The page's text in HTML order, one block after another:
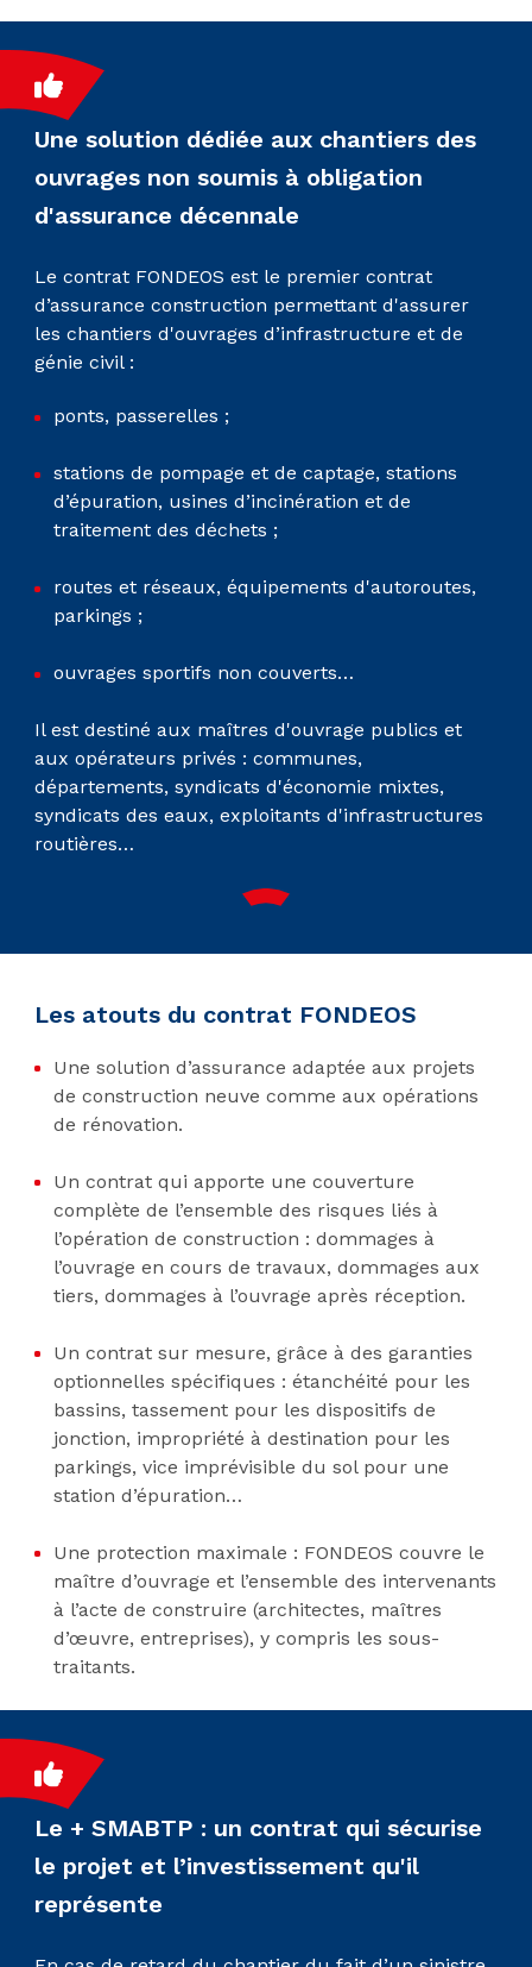
Une solution dédiée aux chantiers des
ouvrages non soumis à obligation
d'assurance décennale
Le contrat FONDEOS est le premier contrat
d’assurance construction permettant d'assurer
les chantiers d'ouvrages d’infrastructure et de
génie civil :
ponts, passerelles ;
stations de pompage et de captage, stations
d’épuration, usines d’incinération et de
traitement des déchets ;
routes et réseaux, équipements d'autoroutes,
parkings ;
ouvrages sportifs non couverts…
Il est destiné aux maîtres d'ouvrage publics et
aux opérateurs privés : communes,
départements, syndicats d'économie mixtes,
syndicats des eaux, exploitants d'infrastructures
routières…
Les atouts du contrat FONDEOS
Une solution d’assurance adaptée aux projets
de construction neuve comme aux opérations
de rénovation.
Un contrat qui apporte une couverture
complète de l’ensemble des risques liés à
l’opération de construction : dommages à
l’ouvrage en cours de travaux, dommages aux
tiers, dommages à l’ouvrage après réception.
Un contrat sur mesure, grâce à des garanties
optionnelles spécifiques : étanchéité pour les
bassins, tassement pour les dispositifs de
jonction, impropriété à destination pour les
parkings, vice imprévisible du sol pour une
station d’épuration…
Une protection maximale : FONDEOS couvre le
maître d’ouvrage et l’ensemble des intervenants
à l’acte de construire (architectes, maîtres
d’œuvre, entreprises), y compris les sous-
traitants.
Le + SMABTP : un contrat qui sécurise
le projet et l’investissement qu'il
représente